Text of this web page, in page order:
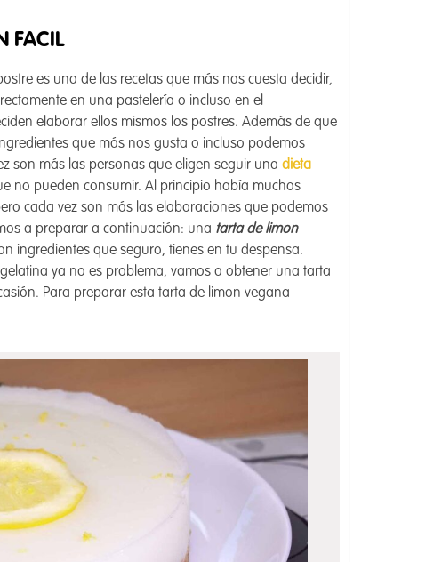
FACIL
es una de las recetas que más nos cuesta decidir,
en una pastelería o incluso en el
elaborar ellos mismos los postres. Además de que
que más nos gusta o incluso podemos
son más las personas que eligen seguir una dieta
no pueden consumir. Al principio había muchos
cada vez son más las elaboraciones que podemos
a preparar a continuación: una tarta de limon
ingredientes que seguro, tienes en tu despensa.
ya no es problema, vamos a obtener una tarta
Para preparar esta tarta de limon vegana